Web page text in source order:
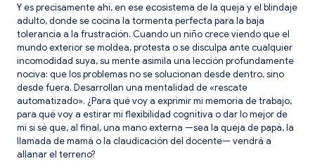
​Y es precisamente ahí, en ese ecosistema de la queja y el blindaje
adulto, donde se cocina la tormenta perfecta para la baja
tolerancia a la frustración. Cuando un niño crece viendo que el
mundo exterior se moldea, protesta o se disculpa ante cualquier
incomodidad suya, su mente asimila una lección profundamente
nociva: que los problemas no se solucionan desde dentro, sino
desde fuera. Desarrollan una mentalidad de «rescate
automatizado». ¿Para qué voy a exprimir mi memoria de trabajo,
para qué voy a estirar mi flexibilidad cognitiva o dar lo mejor de
mí si sé que, al final, una mano externa —sea la queja de papá, la
llamada de mamá o la claudicación del docente— vendrá a
allanar el terreno?